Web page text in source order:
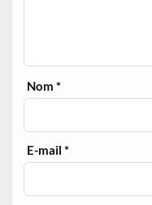
Nom*
E-mail*